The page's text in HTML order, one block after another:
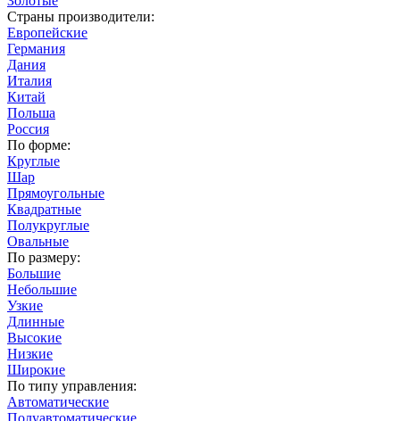
Страны производители:
Европейские
Германия
Дания
Италия
Китай
Польша
Россия
По форме:
Круглые
Шар
Прямоугольные
Квадратные
Полукруглые
Овальные
По размеру:
Большие
Небольшие
Узкие
Длинные
Высокие
Низкие
Широкие
По типу управления:
Автоматические
Полуавтоматические